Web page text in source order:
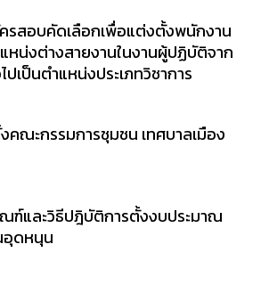
รสอบคัดเลือกเพื่อแต่งตั้งพนักงาน
หน่งต่างสายงานในงานผู้ปฏิบัติจาก
ปเป็นตำแหน่งประเภทวิชาการ
คณะกรรมการชุมชน เทศบาลเมือง
ฑ์และวิธีปฎิบัติการตั้งงบประมาณ
อุดหนุน